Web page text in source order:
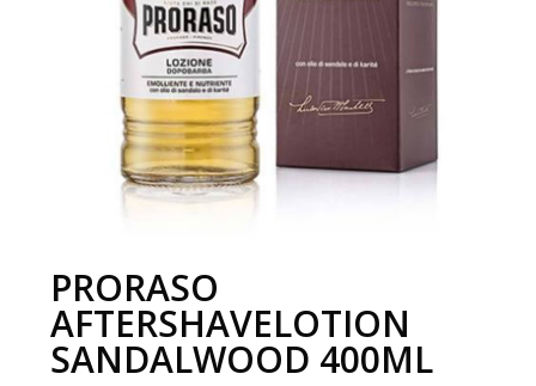
PRORASO
AFTERSHAVELOTION
SANDALWOOD 400ML